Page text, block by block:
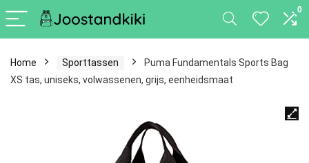
0
Home Sporttassen
Puma Fundamentals Sports Bag
XS tas, uniseks, volwassenen, grijs, eenheidsmaat